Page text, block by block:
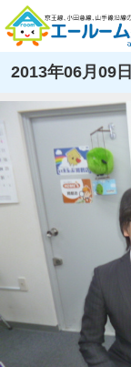
2013年06月09日